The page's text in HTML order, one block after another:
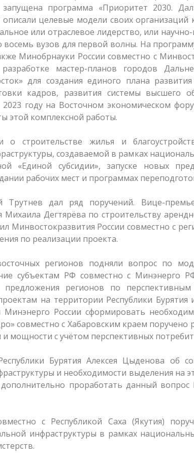
программа «Приоритет 2030.
целевые модели своих организаций
или отраслевое лидерство, или
восемь вузов для первой волны. На
Минобрнауки России совместно с
мастер-планов городов
для создания единого плана
кадров, развития системы высшего
году на Восточном экономическом
этой комплексной работы.
о строительстве жилья и
создаваемой в рамках
«Единой субсидии», запуске новых
рабочих мест и программах
дал ряд поручений. Вице-
Михаила Дегтярёва по строительству
Минвостокразвития России совместно с
по реализации проекта.
регионов подняли вопрос по
субъектам РФ совместно с
предложения регионов по
на территории Республики Бурятия
России сформировать
совместно с Хабаровским краем поручено
и мощности с учётом перспективных
Бурятия Алексея Цыденова об
и необходимости выделения на
проработать данный вопрос
с Республикой Саха (Якутия)
инфраструктуры в рамках